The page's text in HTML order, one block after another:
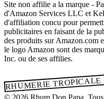
Site non affilie a la marque -
d'Amazon Services LLC et
d'affiliation concu pour
publicitaires en faisant de la
des produits sur Amazon.com
le logo Amazon sont des
Inc. ou de ses affilies.
RHUMERIE
© 2026 Rhum Don Papa. Tous